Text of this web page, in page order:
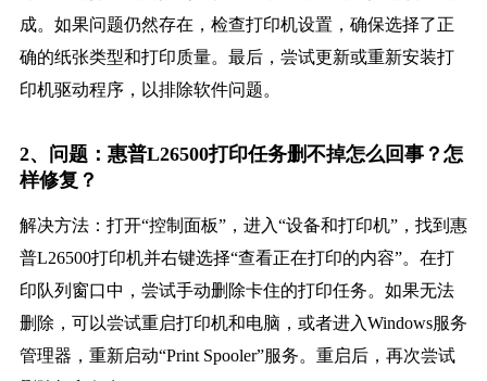
成。如果问题仍然存在，检查打印机设置，确保选择了正
确的纸张类型和打印质量。最后，尝试更新或重新安装打
印机驱动程序，以排除软件问题。
2、问题：惠普L26500打印任务删不掉怎么回事？怎
样修复？
解决方法：打开“控制面板”，进入“设备和打印机”，找到惠
普L26500打印机并右键选择“查看正在打印的内容”。在打
印队列窗口中，尝试手动删除卡住的打印任务。如果无法
删除，可以尝试重启打印机和电脑，或者进入Windows服务
管理器，重新启动“Print Spooler”服务。重启后，再次尝试